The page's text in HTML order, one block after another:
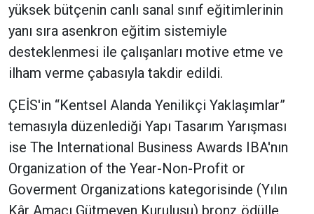
yüksek bütçenin canlı sanal sınıf eğitimlerinin
yanı sıra asenkron eğitim sistemiyle
desteklenmesi ile çalışanları motive etme ve
ilham verme çabasıyla takdir edildi.
ÇEİS'in “Kentsel Alanda Yenilikçi Yaklaşımlar”
temasıyla düzenlediği Yapı Tasarım Yarışması
ise The International Business Awards IBA'nın
Organization of the Year-Non-Profit or
Goverment Organizations kategorisinde (Yılın
Kâr Amacı Gütmeyen Kuruluşu) bronz ödülle